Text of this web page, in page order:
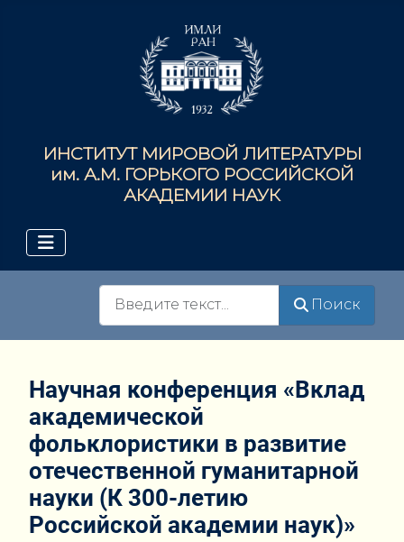
ИНСТИТУТ МИРОВОЙ ЛИТЕРАТУРЫ
им. А.М. ГОРЬКОГО РОССИЙСКОЙ
АКАДЕМИИ НАУК
Поиск
Научная конференция «Вклад
академической
фольклористики в развитие
отечественной гуманитарной
науки (К 300-летию
Российской академии наук)»